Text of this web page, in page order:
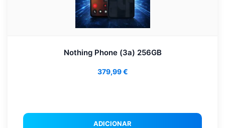
Nothing Phone (3a) 256GB
379,99€
ADICIONAR